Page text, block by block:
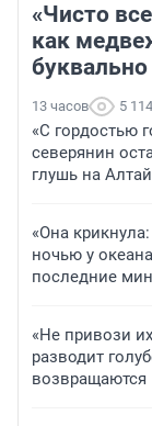
«Чисто
как
13 часов 5 114
«С гордостью
северянин
глушь на Алтай
«Она
ночью у
последние
«Не привози
разводит
возвращаются